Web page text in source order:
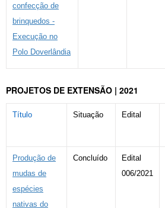
confecção de
brinquedos -
Execução no
Polo Doverlândia
PROJETOS DE EXTENSÃO | 2021
Título Situação Edital
Produção de
mudas de
espécies
nativas do
Concluído
Edital
006/2021